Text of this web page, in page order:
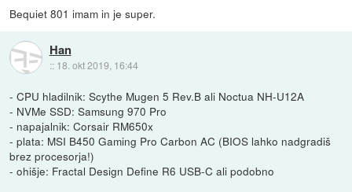
Bequiet 801 imam in je super.
Han
:: 18. okt 2019, 16:44
- CPU hladilnik: Scythe Mugen 5 Rev.B ali Noctua NH-U12A
- NVMe SSD: Samsung 970 Pro
- napajalnik: Corsair RM650x
- plata: MSI B450 Gaming Pro Carbon AC (BIOS lahko nadgradiš
brez procesorja!)
- ohišje: Fractal Design Define R6 USB-C ali podobno